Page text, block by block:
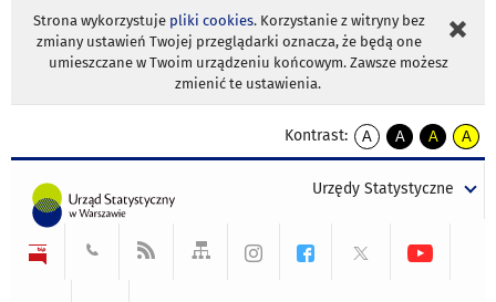
Strona wykorzystuje pliki cookies. Korzystanie z witryny bez
zmiany ustawień Twojej przeglądarki oznacza, że będą one
umieszczane w Twoim urządzeniu końcowym. Zawsze możesz
zmienić te ustawienia.
Kontrast:
A
kontrast
A
kontrast
tekst
czarnym
A
kontrast
tekst
czarnym
A
tekst
żółtym
Urzędy Statystyczne